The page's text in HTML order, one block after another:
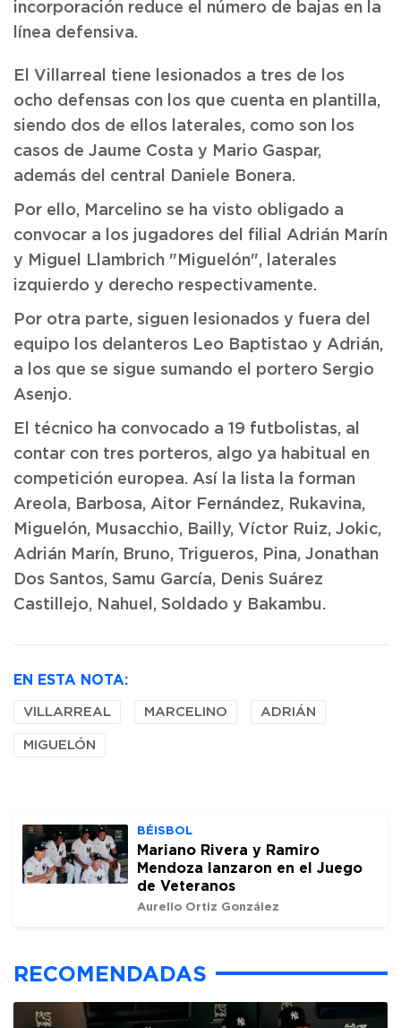
incorporación reduce el número de bajas en la
línea defensiva.
El Villarreal tiene lesionados a tres de los
ocho defensas con los que cuenta en plantilla,
siendo dos de ellos laterales, como son los
casos de Jaume Costa y Mario Gaspar,
además del central Daniele Bonera.
Por ello, Marcelino se ha visto obligado a
convocar a los jugadores del filial Adrián Marín
y Miguel Llambrich "Miguelón", laterales
izquierdo y derecho respectivamente.
Por otra parte, siguen lesionados y fuera del
equipo los delanteros Leo Baptistao y Adrián,
a los que se sigue sumando el portero Sergio
Asenjo.
El técnico ha convocado a 19 futbolistas, al
contar con tres porteros, algo ya habitual en
competición europea. Así la lista la forman
Areola, Barbosa, Aitor Fernández, Rukavina,
Miguelón, Musacchio, Bailly, Víctor Ruiz, Jokic,
Adrián Marín, Bruno, Trigueros, Pina, Jonathan
Dos Santos, Samu García, Denis Suárez
Castillejo, Nahuel, Soldado y Bakambu.
EN ESTA NOTA:
VILLARREAL MARCELINO ADRIÁN
MIGUELÓN
BÉISBOL
Mariano Rivera y Ramiro
Mendoza lanzaron en el Juego
de Veteranos
Aurelio Ortiz González
RECOMENDADAS